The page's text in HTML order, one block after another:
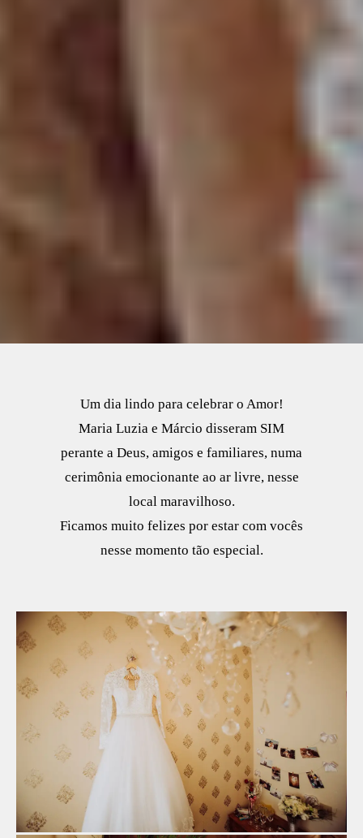
Um dia lindo para celebrar o Amor!
Maria Luzia e Márcio disseram SIM
perante a Deus, amigos e familiares, numa
cerimônia emocionante ao ar livre, nesse
local maravilhoso.
Ficamos muito felizes por estar com vocês
nesse momento tão especial.